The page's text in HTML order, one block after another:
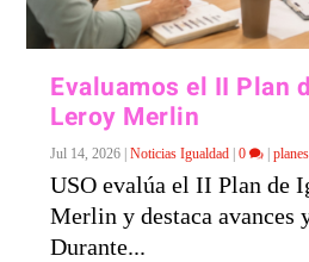
Evaluamos el II Plan
Leroy Merlin
Jul 14, 2026 |Noticias Igualdad |0 |
USO evalúa el II Plan de
Merlin y destaca avances
Durante...